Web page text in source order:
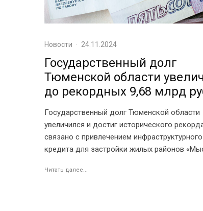
Новости · 24.11.2024
Государственный долг
Тюменской области
до рекордных 9,68 млрд
Государственный долг Тюменской области
увеличился и достиг исторического
связано с привлечением инфраструктурного
кредита для застройки жилых районов
Читать далее...